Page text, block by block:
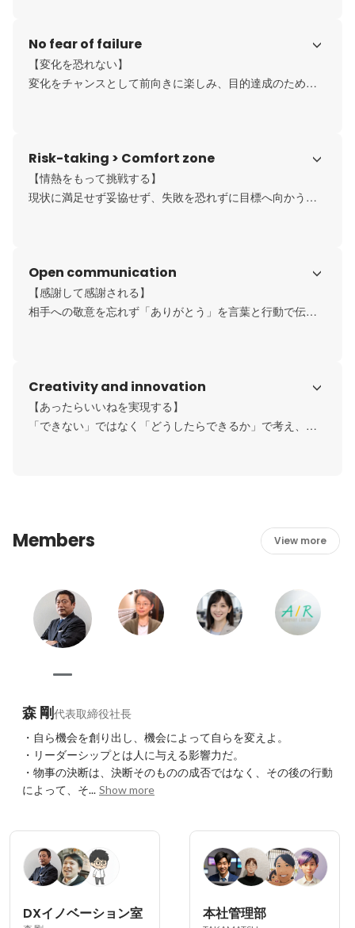
ってやり切ります。
No fear of failure
【変化を恐れない】
変化をチャンスとして前向きに楽しみ、目的達成のために
改善し続けます。
Risk-taking > Comfort zone
【情熱をもって挑戦する】
現状に満足せず妥協せず、失敗を恐れずに目標へ向かうこ
げます。
Open communication
【感謝して感謝される】
相手への敬意を忘れず「ありがとう」を言葉と行動で伝え
すい形に工夫します。
Creativity and innovation
【あったらいいねを実現する】
「できない」ではなく「どうしたらできるか」で考え、ま
Members View more
森 剛代表取締役社長
・自ら機会を創り出し、機会によって自らを変えよ。
・リーダーシップとは人に与える影響力だ。
・物事の決断は、決断そのものの成否ではなく、その後の行動
によって、そ... Show more
DXイノベーション室 本社管理部